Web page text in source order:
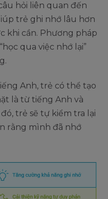
hỏi liên quan đến
trẻ ghi nhớ lâu hơn
khi cần. Phương pháp
qua việc nhớ lại”
Anh, trẻ có thể tạo
là từ tiếng Anh và
trẻ sẽ tự kiểm tra lại
rằng mình đã nhớ